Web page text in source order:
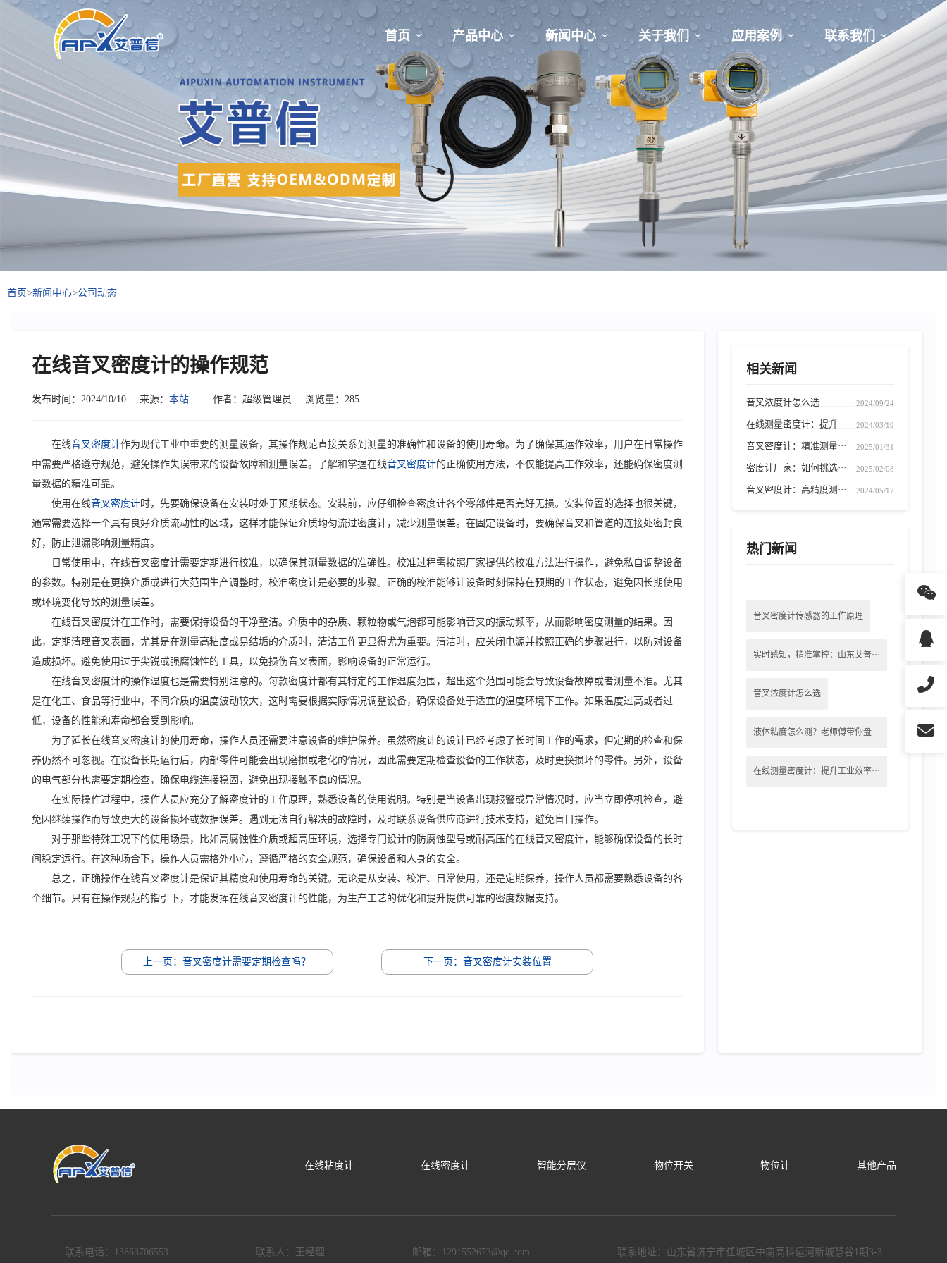
首页 产品中心 新闻中心 关于我们 应用案例 联系我们
首页>新闻中心>公司动态
在线音叉密度计的操作规范
发布时间：2024/10/10 来源： 本站 作者：超级管理员 浏览量：285
在线音叉密度计作为现代工业中重要的测量设备，其操作规范直接关系到测量的准确性和设备的使用寿命。为了确保其运作效率，用户在日常操作
中需要严格遵守规范，避免操作失误带来的设备故障和测量误差。了解和掌握在线音叉密度计的正确使用方法，不仅能提高工作效率，还能确保密度测
量数据的精准可靠。
使用在线音叉密度计时，先要确保设备在安装时处于预期状态。安装前，应仔细检查密度计各个零部件是否完好无损。安装位置的选择也很关键，
通常需要选择一个具有良好介质流动性的区域，这样才能保证介质均匀流过密度计，减少测量误差。在固定设备时，要确保音叉和管道的连接处密封良
好，防止泄漏影响测量精度。
日常使用中，在线音叉密度计需要定期进行校准，以确保其测量数据的准确性。校准过程需按照厂家提供的校准方法进行操作，避免私自调整设备
的参数。特别是在更换介质或进行大范围生产调整时，校准密度计是必要的步骤。正确的校准能够让设备时刻保持在预期的工作状态，避免因长期使用
或环境变化导致的测量误差。
在线音叉密度计在工作时，需要保持设备的干净整洁。介质中的杂质、颗粒物或气泡都可能影响音叉的振动频率，从而影响密度测量的结果。因
此，定期清理音叉表面，尤其是在测量高粘度或易结垢的介质时，清洁工作更显得尤为重要。清洁时，应关闭电源并按照正确的步骤进行，以防对设备
造成损坏。避免使用过于尖锐或强腐蚀性的工具，以免损伤音叉表面，影响设备的正常运行。
在线音叉密度计的操作温度也是需要特别注意的。每款密度计都有其特定的工作温度范围，超出这个范围可能会导致设备故障或者测量不准。尤其
是在化工、食品等行业中，不同介质的温度波动较大，这时需要根据实际情况调整设备，确保设备处于适宜的温度环境下工作。如果温度过高或者过
低，设备的性能和寿命都会受到影响。
为了延长在线音叉密度计的使用寿命，操作人员还需要注意设备的维护保养。虽然密度计的设计已经考虑了长时间工作的需求，但定期的检查和保
养仍然不可忽视。在设备长期运行后，内部零件可能会出现磨损或老化的情况，因此需要定期检查设备的工作状态，及时更换损坏的零件。另外，设备
的电气部分也需要定期检查，确保电缆连接稳固，避免出现接触不良的情况。
在实际操作过程中，操作人员应充分了解密度计的工作原理，熟悉设备的使用说明。特别是当设备出现报警或异常情况时，应当立即停机检查，避
免因继续操作而导致更大的设备损坏或数据误差。遇到无法自行解决的故障时，及时联系设备供应商进行技术支持，避免盲目操作。
对于那些特殊工况下的使用场景，比如高腐蚀性介质或超高压环境，选择专门设计的防腐蚀型号或耐高压的在线音叉密度计，能够确保设备的长时
间稳定运行。在这种场合下，操作人员需格外小心，遵循严格的安全规范，确保设备和人身的安全。
总之，正确操作在线音叉密度计是保证其精度和使用寿命的关键。无论是从安装、校准、日常使用，还是定期保养，操作人员都需要熟悉设备的各
个细节。只有在操作规范的指引下，才能发挥在线音叉密度计的性能，为生产工艺的优化和提升提供可靠的密度数据支持。
上一页：音叉密度计需要定期检查吗？ 下一页：音叉密度计安装位置
相关新闻
音叉浓度计怎么选 2024/09/24
在线测量密度计：提升··· 2024/03/19
音叉密度计：精准测量··· 2025/01/31
密度计厂家：如何挑选··· 2025/02/08
音叉密度计：高精度测··· 2024/05/17
热门新闻
音叉密度计传感器的工作原理
实时感知，精准掌控：山东艾普···
音叉浓度计怎么选
液体粘度怎么测？老师傅带你盘···
在线测量密度计：提升工业效率···
在线粘度计 在线密度计 智能分层仪 物位开关 物位计 其他产品
联系电话：13863706553 联系人：王经理 邮箱：1291552673@qq.com 联系地址：山东省济宁市任城区中南高科运河新城慧谷1期3-3